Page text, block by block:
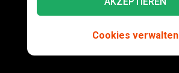
Cookies verwalten